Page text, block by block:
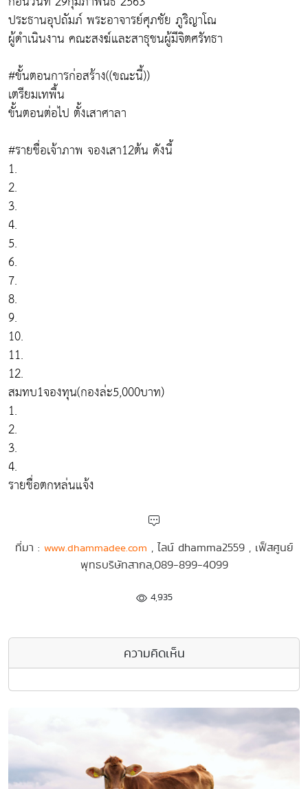
ประธานอุปถัมภ์ พระอาจารย์ศุภชัย ภูริญาโณ
ผู้ดำเนินงาน คณะสงฆ์และสาธุชนผู้มีจิตศรัทธา
#ขั้นตอนการก่อสร้าง((ขณะนี้))
เตรียมเทพื้น
ขั้นตอนต่อไป ตั้งเสาศาลา
#รายชื่อเจ้าภาพ จองเสา12ต้น ดังนี้
1.
2.
3.
4.
5.
6.
7.
8.
9.
10.
11.
12.
สมทบ1จองทุน(กองล่ะ5,000บาท)
1.
2.
3.
4.
รายชื่อตกหล่นแจ้ง
ที่มา : www.dhammadee.com , ไลน์ dhamma2559 , เฟ็สศูนย์
พุทธบริษัทสากล,089-899-4099
4,935
ความคิดเห็น